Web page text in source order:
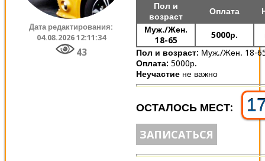
Дата редактирования:
04.08.2026 12:11:34
43
Пол и
возраст
Оплата
Муж./Жен.
18-65
5000р.
Пол и возраст: Муж./Жен. 18-
Оплата: 5000р.
Неучастие не важно
ОСТАЛОСЬ МЕСТ:
ЗАПИСАТЬСЯ